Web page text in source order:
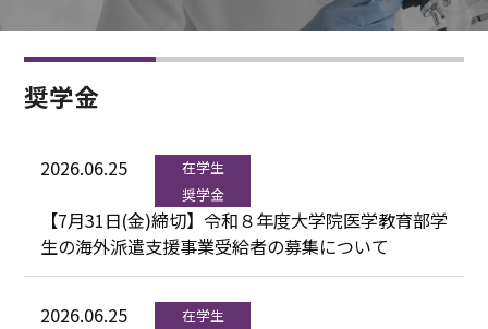
奨学金
2026.06.25
在学生
奨学金
【7月31日(金)締切】令和８年度大学院医学教育部学
生の海外派遣支援事業受給者の募集について
2026.06.25
在学生
入学希望の方
在学生の方
お知らせ
イベント